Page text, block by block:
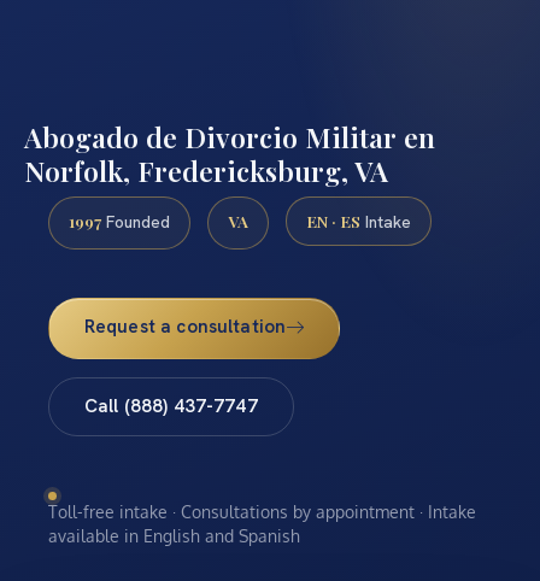
Abogado de Divorcio Militar en
Norfolk, Fredericksburg, VA
1997 Founded VA EN · ES Intake
Request a consultation
Call (888) 437-7747
Toll-free intake · Consultations by appointment · Intake
available in English and Spanish